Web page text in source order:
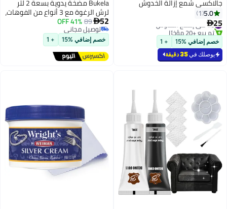
جالاكسي شمع إزالة الخدوش
5.0
1
25#6 في إصلاح الخدوش
تم بيع +20 مؤخرًا
#6 في إصلاح الخدوش
خصم إضافي %15 + 1
يوصلك في35 دقيقة
Bukela مضخة يدوية بسعة 2 لتر
لرش الرغوة مع 3 أنواع من الفوهات،
مسدسات رغوة هوائية لغسيل
السيارات برغوة الثلج
52
89
41% OFF
توصيل مجاني
توصيل مجاني
خصم إضافي %15 + 1